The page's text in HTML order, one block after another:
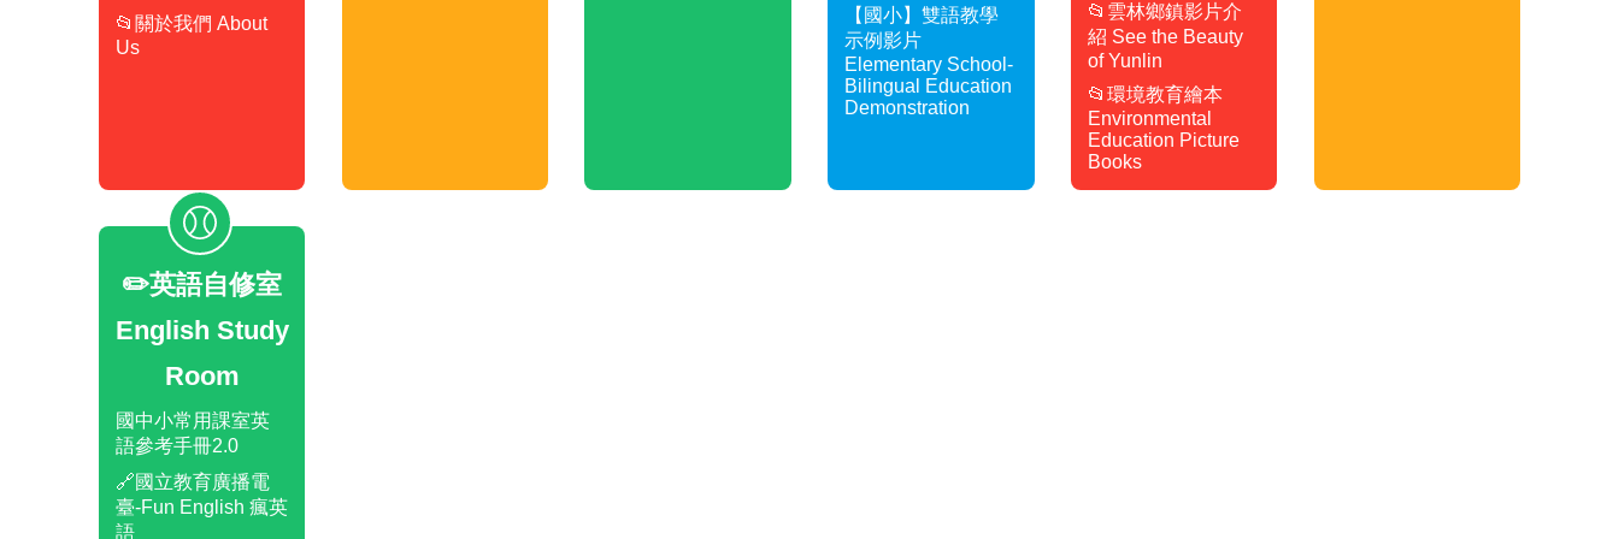
📂關於我們 About
Us
【國小】雙語教學
示例影片
Elementary School-
Bilingual Education
Demonstration
📂雲林鄉鎮影片介
紹 See the Beauty
of Yunlin
📂環境教育繪本
Environmental
Education Picture
Books
✏️英語自修室
English Study
Room
國中小常用課室英
語參考手冊2.0
🔗國立教育廣播電
臺-Fun English 瘋英
語